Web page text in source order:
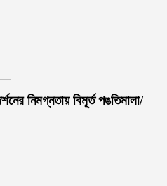
নিমগ্নতায় বিমূর্ত পঙতিমালা/